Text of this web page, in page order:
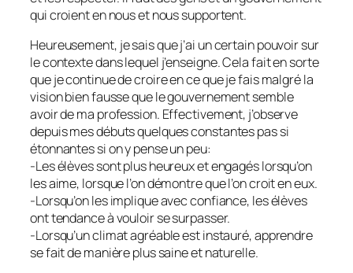
qui croient en nous et nous supportent.
Heureusement, je sais que j’ai un certain pouvoir sur
le contexte dans lequel j’enseigne. Cela fait en sorte
que je continue de croire en ce que je fais malgré la
vision bien fausse que le gouvernement semble
avoir de ma profession. Effectivement, j’observe
depuis mes débuts quelques constantes pas si
étonnantes si on y pense un peu:
-Les élèves sont plus heureux et engagés lorsqu’on
les aime, lorsque l’on démontre que l’on croit en eux.
-Lorsqu’on les implique avec confiance, les élèves
ont tendance à vouloir se surpasser.
-Lorsqu’un climat agréable est instauré, apprendre
se fait de manière plus saine et naturelle.